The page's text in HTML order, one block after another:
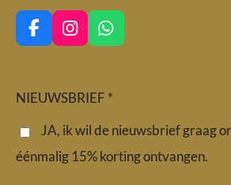
F
a
b
I
n
a
r
m
W
h
s
p
NIEUWSBRIEF *
JA, ik wil de nieuwsbrief graag
éénmalig 15% korting ontvangen.